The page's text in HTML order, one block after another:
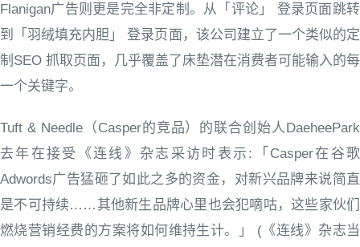
Flanigan广告则更是完全非定制。从「评论」 登录页面跳转
到「羽绒填充内胆」 登录页面，该公司建立了一个类似的定
制SEO 抓取页面，几乎覆盖了床垫潜在消费者可能输入的每
一个关键字。
Tuft & Needle（Casper的竞品）的联合创始人DaeheePark
去年在接受《连线》杂志采访时表示:「Casper在谷歌
Adwords广告猛砸了如此之多的资金，对新兴品牌来说简直
是不可持续……其他新生品牌心里也会犯嘀咕，这些家伙们
燃烧营销经费的方案将如何维持生计。」 (《连线》杂志当